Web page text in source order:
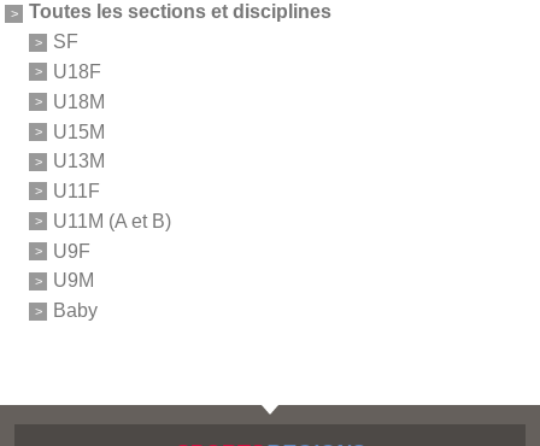
Toutes les sections et disciplines
SF
U18F
U18M
U15M
U13M
U11F
U11M (A et B)
U9F
U9M
Baby